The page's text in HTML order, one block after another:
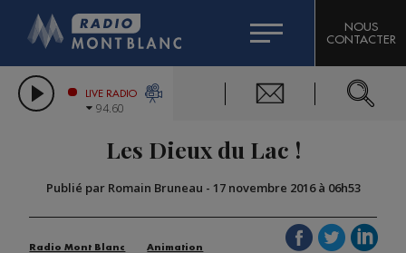
LES CHRONIQUES DE L'EXPERT
CITIZEN MACHINERY
GRAND MASSIF DOMAINES SKIABLES
BIGARD
COMPAGNIE DU MONT-BLANC
NOUS
CONTACTER
LIVE RADIO
94.60
Les Dieux du Lac !
Publié par Romain Bruneau - 17 novembre 2016 à 06h53
Radio Mont Blanc
Animation